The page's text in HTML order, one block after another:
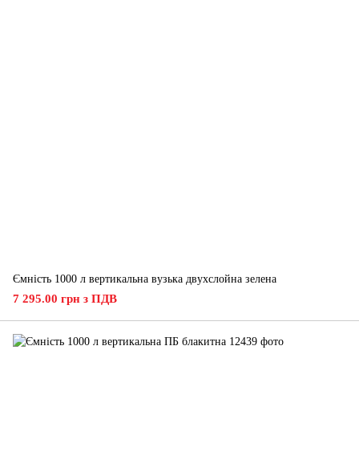
Ємність 1000 л вертикальна вузька двухслойна зелена
7 295.00 грн з ПДВ